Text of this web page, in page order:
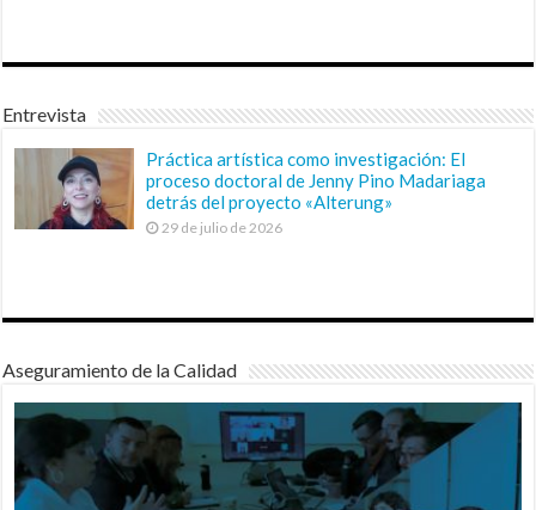
Entrevista
Práctica artística como investigación: El
proceso doctoral de Jenny Pino Madariaga
detrás del proyecto «Alterung»
29 de julio de 2026
Aseguramiento de la Calidad